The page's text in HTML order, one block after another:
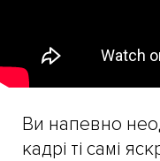
Ви напевно
кадрі ті самі